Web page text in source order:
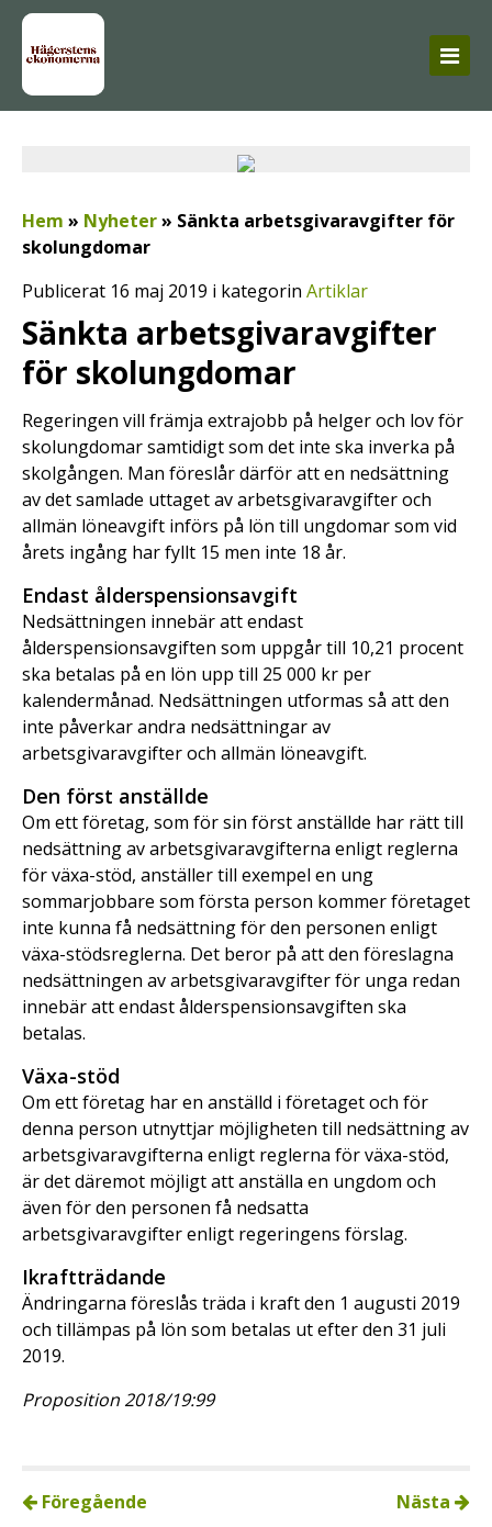
Hem » Nyheter» Sänkta arbetsgivaravgifter för
skolungdomar
Publicerat 16 maj 2019 i kategorin Artiklar
Sänkta arbetsgivaravgifter
för skolungdomar
Regeringen vill främja extrajobb på helger och lov för
skolungdomar samtidigt som det inte ska inverka på
skolgången. Man föreslår därför att en nedsättning
av det samlade uttaget av arbetsgivaravgifter och
allmän löneavgift införs på lön till ungdomar som vid
årets ingång har fyllt 15 men inte 18 år.
Endast ålderspensionsavgift
Nedsättningen innebär att endast
ålderspensionsavgiften som uppgår till 10,21 procent
ska betalas på en lön upp till 25 000 kr per
kalendermånad. Nedsättningen utformas så att den
inte påverkar andra nedsättningar av
arbetsgivaravgifter och allmän löneavgift.
Den först anställde
Om ett företag, som för sin först anställde har rätt till
nedsättning av arbetsgivaravgifterna enligt reglerna
för växa-stöd, anställer till exempel en ung
sommarjobbare som första person kommer företaget
inte kunna få nedsättning för den personen enligt
växa-stödsreglerna. Det beror på att den föreslagna
nedsättningen av arbetsgivaravgifter för unga redan
innebär att endast ålderspensionsavgiften ska
betalas.
Växa-stöd
Om ett företag har en anställd i företaget och för
denna person utnyttjar möjligheten till nedsättning av
arbetsgivaravgifterna enligt reglerna för växa-stöd,
är det däremot möjligt att anställa en ungdom och
även för den personen få nedsatta
arbetsgivaravgifter enligt regeringens förslag.
Ikraftträdande
Ändringarna föreslås träda i kraft den 1 augusti 2019
och tillämpas på lön som betalas ut efter den 31 juli
2019.
Proposition 2018/19:99
Föregående Nästa